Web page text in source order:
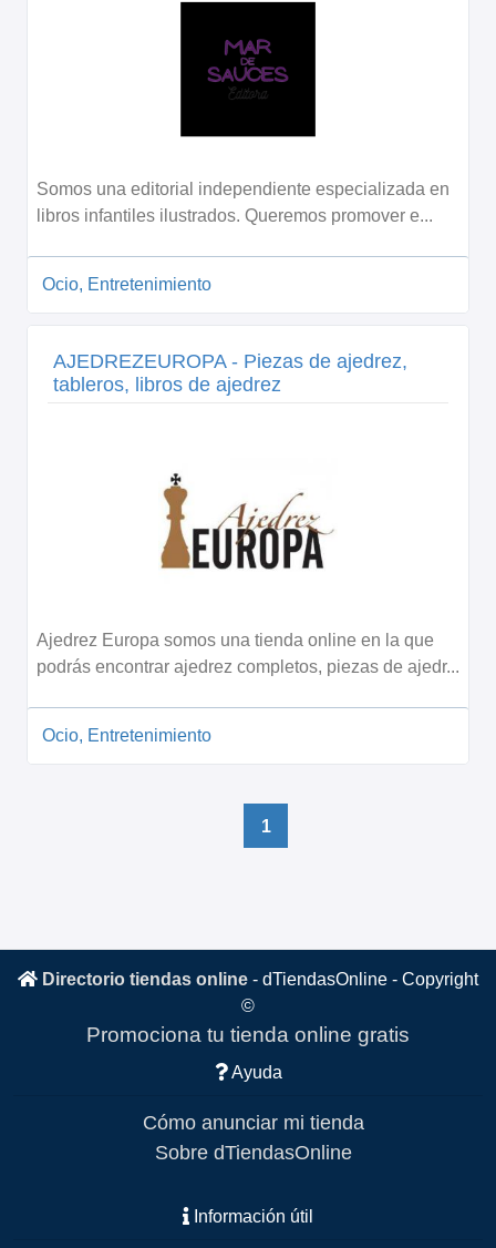
Somos una editorial independiente especializada en
libros infantiles ilustrados. Queremos promover e...
Ocio, Entretenimiento
AJEDREZEUROPA - Piezas de ajedrez,
tableros, libros de ajedrez
Ajedrez Europa somos una tienda online en la que
podrás encontrar ajedrez completos, piezas de ajedr...
Ocio, Entretenimiento
1
Directorio tiendas online - dTiendasOnline - Copyright
©
Promociona tu tienda online gratis
Ayuda
Cómo anunciar mi tienda
Sobre dTiendasOnline
Información útil